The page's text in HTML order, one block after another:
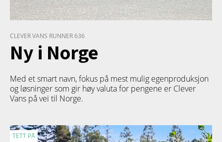
CLEVER VANS RUNNER 636
Ny i Norge
Med et smart navn, fokus på mest mulig egenproduksjon
og løsninger som gir høy valuta for pengene er Clever
Vans på vei til Norge.
TETT PÅ